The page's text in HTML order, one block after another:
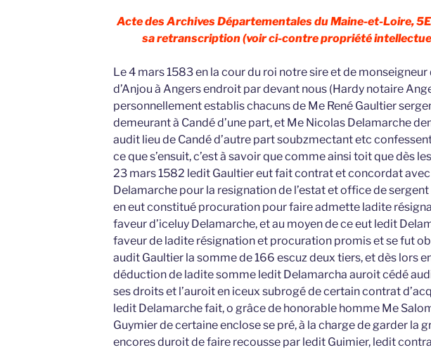
Acte des Archives Départementales du Maine-et-Loire,
sa retranscription (voir ci-contre propriété
Le 4 mars 1583 en la cour du roi notre sire et de monseigneur
d’Anjou à Angers endroit par devant nous (Hardy notaire
personnellement establis chacuns de Me René Gaultier
demeurant à Candé d’une part, et Me Nicolas Delamarche
audit lieu de Candé d’autre part soubzmectant etc
ce que s’ensuit, c’est à savoir que comme ainsi toit que dès
23 mars 1582 ledit Gaultier eut fait contrat et concordat
Delamarche pour la resignation de l’estat et office de
en eut constitué procuration pour faire admette ladite
faveur d’iceluy Delamarche, et au moyen de ce eut ledit
faveur de ladite résignation et procuration promis et se fut
audit Gaultier la somme de 166 escuz deux tiers, et dès lors
déduction de ladite somme ledit Delamarcha auroit cédé
ses droits et l’auroit en iceux subrogé de certain contrat
ledit Delamarche fait, o grâce de honorable homme Me
Guymier de certaine enclose se pré, à la charge de garder la
encores duroit de faire recousse par ledit Guimier, ledit